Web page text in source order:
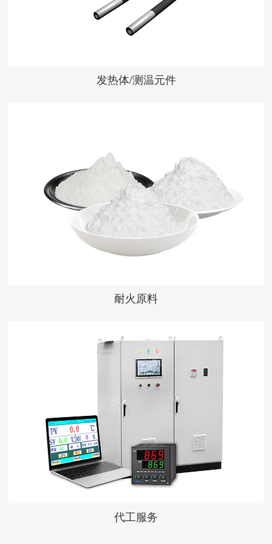
发热体/测温元件
耐火原料
代工服务